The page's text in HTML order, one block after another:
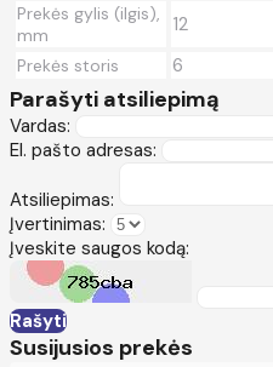
Prekės gylis (ilgis),
mm
12
Prekės storis 6
Parašyti atsiliepimą
Vardas:
El. pašto adresas:
Atsiliepimas:
Įvertinimas:
Įveskite saugos kodą:
Rašyti
Susijusios prekės